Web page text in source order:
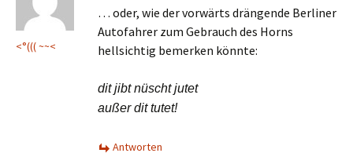
<°((( ~~<
… oder, wie der vorwärts drängende Berliner
Autofahrer zum Gebrauch des Horns
hellsichtig bemerken könnte:
dit jibt nüscht jutet
außer dit tutet!
Antworten